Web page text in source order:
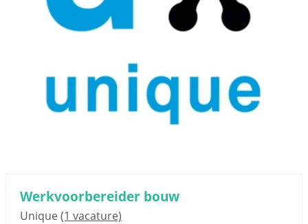
Werkvoorbereider bouw
Unique(1 vacature)